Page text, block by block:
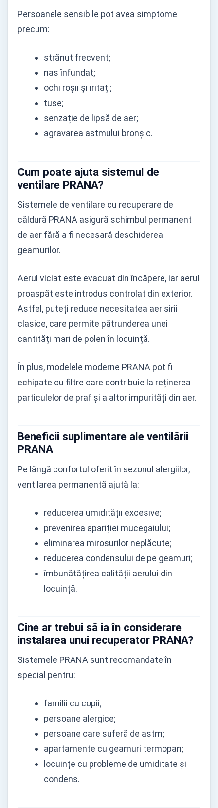
Persoanele sensibile pot avea simptome
precum:
strănut frecvent;
nas înfundat;
ochi roșii și iritați;
tuse;
senzație de lipsă de aer;
agravarea astmului bronșic.
Cum poate ajuta sistemul de
ventilare PRANA?
Sistemele de ventilare cu recuperare de
căldură PRANA asigură schimbul permanent
de aer fără a fi necesară deschiderea
geamurilor.
Aerul viciat este evacuat din încăpere, iar aerul
proaspăt este introdus controlat din exterior.
Astfel, puteți reduce necesitatea aerisirii
clasice, care permite pătrunderea unei
cantități mari de polen în locuință.
În plus, modelele moderne PRANA pot fi
echipate cu filtre care contribuie la reținerea
particulelor de praf și a altor impurități din aer.
Beneficii suplimentare ale ventilării
PRANA
Pe lângă confortul oferit în sezonul alergiilor,
ventilarea permanentă ajută la:
reducerea umidității excesive;
prevenirea apariției mucegaiului;
eliminarea mirosurilor neplăcute;
reducerea condensului de pe geamuri;
îmbunătățirea calității aerului din
locuință.
Cine ar trebui să ia în considerare
instalarea unui recuperator PRANA?
Sistemele PRANA sunt recomandate în
special pentru:
familii cu copii;
persoane alergice;
persoane care suferă de astm;
apartamente cu geamuri termopan;
locuințe cu probleme de umiditate și
condens.